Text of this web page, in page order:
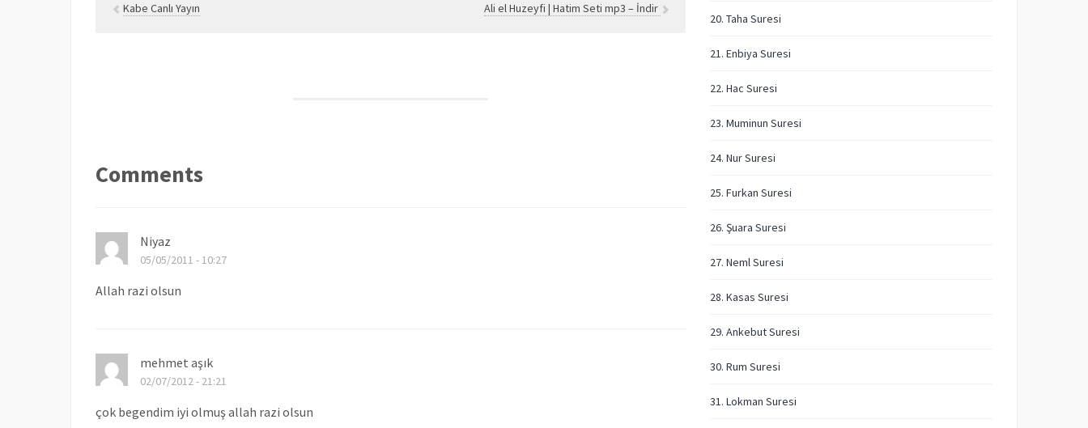
Kabe Canlı Yayın Ali el Huzeyfi | Hatim Seti mp3 – İndir
Comments
Niyaz
05/05/2011 - 10:27
Allah razi olsun
mehmet aşık
02/07/2012 - 21:21
çok begendim iyi olmuş allah razi olsun
20. Taha Suresi
21. Enbiya Suresi
22. Hac Suresi
23. Muminun Suresi
24. Nur Suresi
25. Furkan Suresi
26. Şuara Suresi
27. Neml Suresi
28. Kasas Suresi
29. Ankebut Suresi
30. Rum Suresi
31. Lokman Suresi